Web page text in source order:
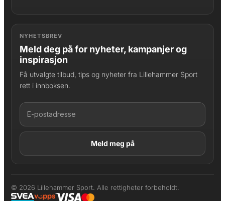
NYHETSBREV
Meld deg på for nyheter, kampanjer og
inspirasjon
Få utvalgte tilbud, tips og nyheter fra Lillehammer Sport
rett i innboksen.
© 2026 Lillehammer Sport. Alle rettigheter forbeholdt.
LAGT I HANDLEKURV
Produktet er lagt til